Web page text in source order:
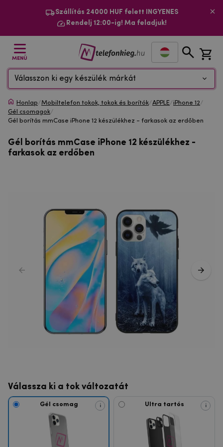
Szállítás 24000 HUF felett INGYENES
Rendelj 12:00-ig! Ma feladjuk!
MENÜ
Válasszon ki egy készülék márkát
Honlap/Mobiltelefon tokok, tokok és borítók/APPLE/iPhone 12/
Gél csomagok/
Gél borítás mmCase iPhone 12 készülékhez - farkasok az erdőben
Gél borítás mmCase iPhone 12 készülékhez -
farkasok az erdőben
Válassza ki a tok változatát
Gél csomag i Ultra tartós i